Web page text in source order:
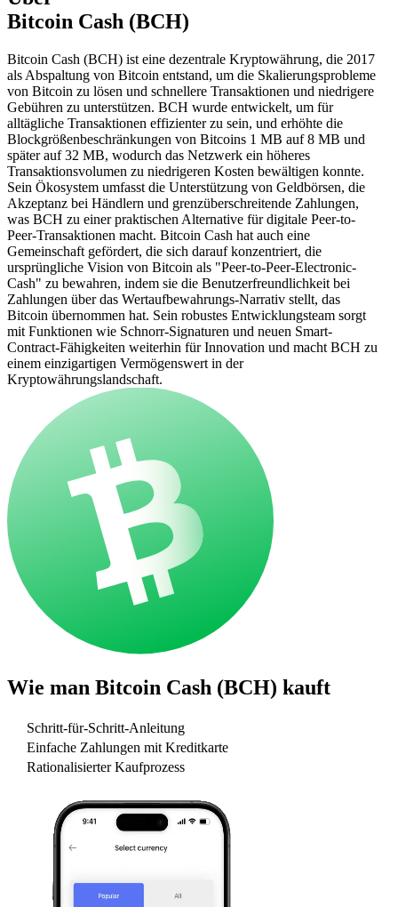
Bitcoin Cash (BCH)
Bitcoin Cash (BCH) ist eine dezentrale Kryptowährung, die 2017
als Abspaltung von Bitcoin entstand, um die Skalierungsprobleme
von Bitcoin zu lösen und schnellere Transaktionen und niedrigere
Gebühren zu unterstützen. BCH wurde entwickelt, um für
alltägliche Transaktionen effizienter zu sein, und erhöhte die
Blockgrößenbeschränkungen von Bitcoins 1 MB auf 8 MB und
später auf 32 MB, wodurch das Netzwerk ein höheres
Transaktionsvolumen zu niedrigeren Kosten bewältigen konnte.
Sein Ökosystem umfasst die Unterstützung von Geldbörsen, die
Akzeptanz bei Händlern und grenzüberschreitende Zahlungen,
was BCH zu einer praktischen Alternative für digitale Peer-to-
Peer-Transaktionen macht. Bitcoin Cash hat auch eine
Gemeinschaft gefördert, die sich darauf konzentriert, die
ursprüngliche Vision von Bitcoin als "Peer-to-Peer-Electronic-
Cash" zu bewahren, indem sie die Benutzerfreundlichkeit bei
Zahlungen über das Wertaufbewahrungs-Narrativ stellt, das
Bitcoin übernommen hat. Sein robustes Entwicklungsteam sorgt
mit Funktionen wie Schnorr-Signaturen und neuen Smart-
Contract-Fähigkeiten weiterhin für Innovation und macht BCH zu
einem einzigartigen Vermögenswert in der
Kryptowährungslandschaft.
Wie man Bitcoin Cash (BCH) kauft
Schritt-für-Schritt-Anleitung
Einfache Zahlungen mit Kreditkarte
Rationalisierter Kaufprozess